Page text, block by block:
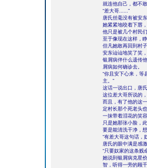
就连他自己，都不
“差大哥......”
唐氏丝毫没有被安
她紧紧地咬着下唇
他只是被几个村民
至于像现在这样，
但凡她敢再回到村
安东讪讪地笑了笑
银屑病伴什么遗传
屑病如何确诊去。
“你且安下心来，等
主。”
这话一说出口，唐
这位差大哥所说的
而且，有了他的这
定村长那个死老头
一抹带着泪花的笑
只是她那张小脸，
要是能清洗干净，
“有差大哥这句话，
唐氏的眼中满是感
“只要奴家的这条贱
她说到银屑病克星
智，听得一旁的顾